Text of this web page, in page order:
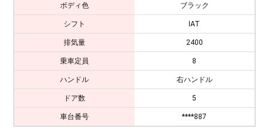
ボディ色 ブラック
シフト IAT
排気量 2400
乗車定員 8
ハンドル 右ハンドル
ドア数 5
車台番号 ****887